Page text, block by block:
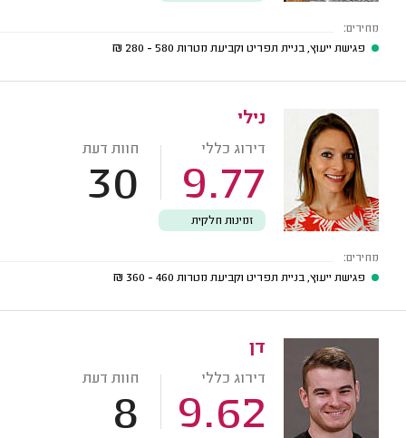
מחירים:
פגישת ייעוץ, בניית תפריט וקביעת מטרות 580 - 280
₪
נילי
דירוג כללי
9.77
חוות דעת
30
זמינות חלקית
מחירים:
פגישת ייעוץ, בניית תפריט וקביעת מטרות 460 - 360
₪
דן
דירוג כללי
9.62
חוות דעת
8